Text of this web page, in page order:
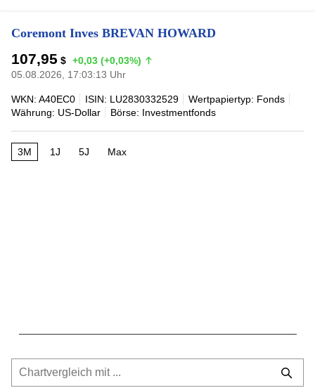
Coremont Inves BREVAN HOWARD
107,95 $ +0,03 (+0,03%)
05.08.2026, 17:03:13 Uhr
WKN: A40EC0 ISIN: LU2830332529
Wertpapiertyp: Fonds
Währung: US-Dollar
Börse: Investmentfonds
3M 1J 5J Max